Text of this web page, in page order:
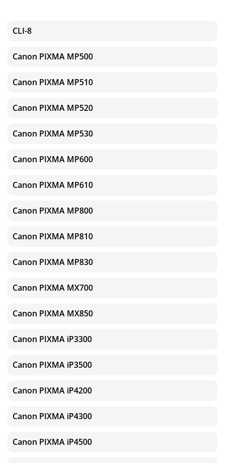
CLI-8
Canon PIXMA MP500
Canon PIXMA MP510
Canon PIXMA MP520
Canon PIXMA MP530
Canon PIXMA MP600
Canon PIXMA MP610
Canon PIXMA MP800
Canon PIXMA MP810
Canon PIXMA MP830
Canon PIXMA MX700
Canon PIXMA MX850
Canon PIXMA iP3300
Canon PIXMA iP3500
Canon PIXMA iP4200
Canon PIXMA iP4300
Canon PIXMA iP4500